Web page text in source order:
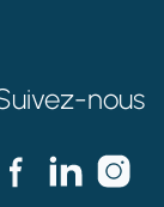
nous